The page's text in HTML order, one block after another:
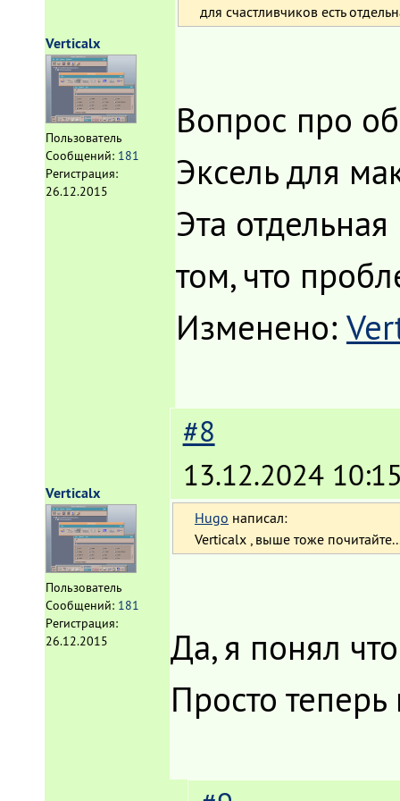
Verticalx
Пользователь
Сообщений: 181
Регистрация:
26.12.2015
для счастливчиков есть
Вопрос про
Эксель для
Эта
том, что
Изменено:
Verticalx
Пользователь
Сообщений: 181
Регистрация:
26.12.2015
#8
13.12.2024
Hugo написал:
Verticalx , выше тоже
Да, я понял
Просто